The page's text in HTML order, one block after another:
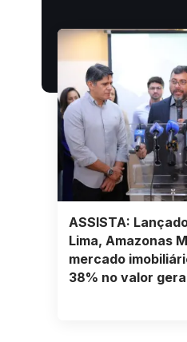
ASSISTA:
Lima, Amazonas
mercado
38% no valor